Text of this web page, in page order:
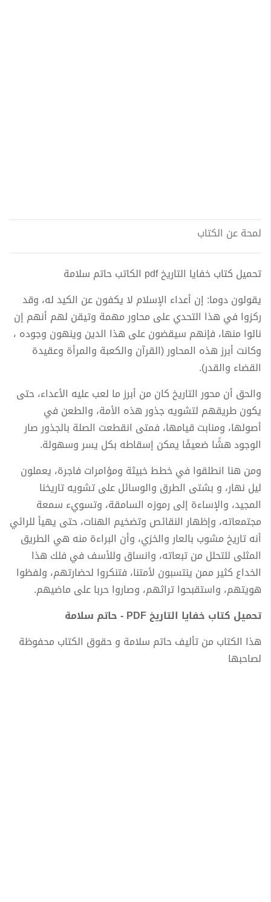
لمحة عن الكتاب
تحميل كتاب خفايا التاريخ pdf الكاتب حاتم سلامة
يقولون دوما: إن أعداء الإسلام لا يكفون عن الكيد له، وقد
ركزوا في هذا التحدي على محاور مهمة وتيقن لهم أنهم إن
نالوا منها، فإنهم سيقضون على هذا الدين وينهون وجوده ،
وكانت أبرز هذه المحاور (القرآن والكعبة والمرأة وعقيدة
القضاء والقدر).
والحق أن محور التاريخ كان من أبرز ما لعب عليه الأعداء، حتى
يكون طريقهم لتشويه جذور هذه الأمة، والطعن في
أصولها، ومنابت قيامها، فمتی انقطعت الصلة بالجذور صار
الوجود هشًا ضعيفًا يمكن إسقاطه بكل يسر وسهولة.
ومن هنا انطلقوا في خطط خبيثة ومؤامرات فاجرة، يعملون
ليل نهار، و بشتى الطرق والوسائل على تشويه تاريخنا
المجيد، والإساءة إلى رموزه السامقة، وتسويء سمعة
مجتمعاته، وإظهار النقائص وتضخيم الهنات، حتى يهيأ للرائي
أنه تاريخ مشوب بالعار والخزي، وأن البراءة منه هي الطريق
المثلى للتحلل من تبعاته، وانساق وللأسف في فلك هذا
الخداع كثير ممن ينتسبون لأمتنا، فتنكروا لحضارتهم، ولفظوا
هويتهم، واستقبحوا تراثهم، وصاروا حربا على ماضيهم.
تحميل كتاب خفايا التاريخ PDF - حاتم سلامة
هذا الكتاب من تأليف حاتم سلامة و حقوق الكتاب محفوظة
لصاحبها